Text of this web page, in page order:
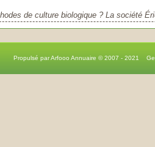
de culture biologique ? La société
Propulsé par Arfooo Annuaire © 2007 - 2021